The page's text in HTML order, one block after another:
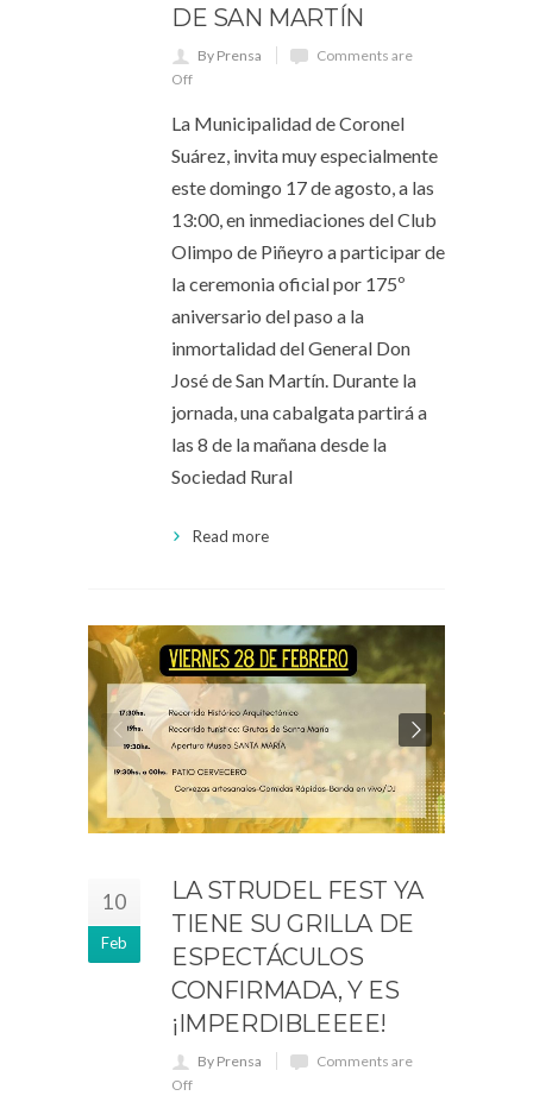
DE SAN MARTÍN
By Prensa
Comments are
Off
La Municipalidad de Coronel
Suárez, invita muy especialmente
este domingo 17 de agosto, a las
13:00, en inmediaciones del Club
Olimpo de Piñeyro a participar de
la ceremonia oficial por 175º
aniversario del paso a la
inmortalidad del General Don
José de San Martín. Durante la
jornada, una cabalgata partirá a
las 8 de la mañana desde la
Sociedad Rural
Read more
10
Feb
LA STRUDEL FEST YA
TIENE SU GRILLA DE
ESPECTÁCULOS
CONFIRMADA, Y ES
¡IMPERDIBLEEEE!
By Prensa
Comments are
Off